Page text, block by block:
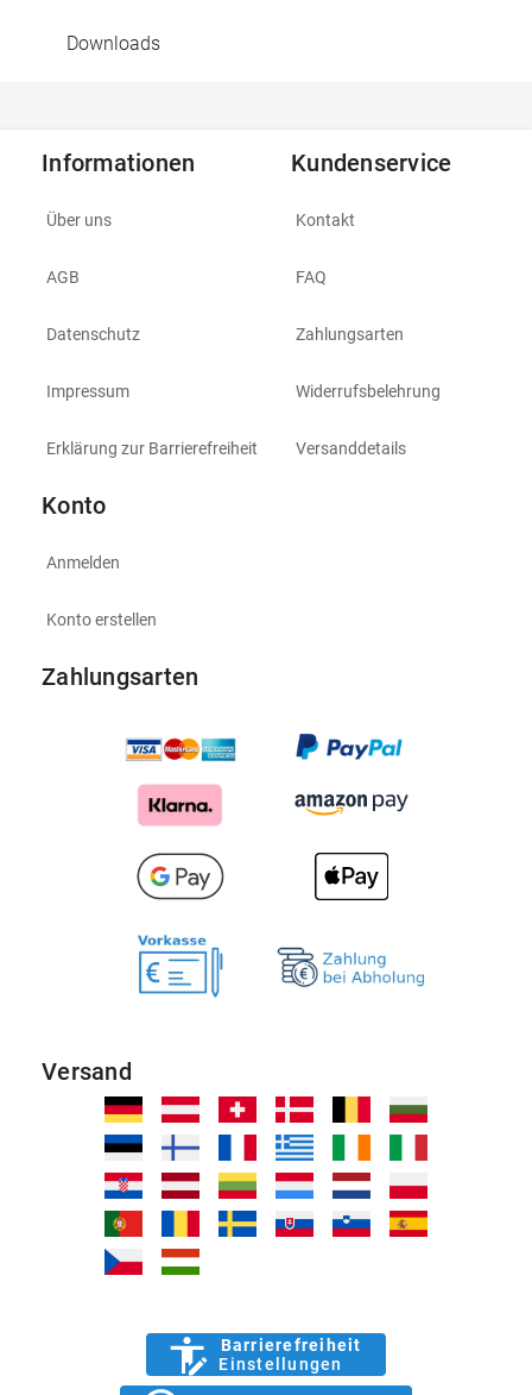
Downloads
Informationen
Über uns
AGB
Datenschutz
Impressum
Erklärung zur Barrierefreiheit
Kundenservice
Kontakt
FAQ
Zahlungsarten
Widerrufsbelehrung
Versanddetails
Konto
Anmelden
Konto erstellen
Zahlungsarten
Versand
Barrierefreiheit
Einstellungen